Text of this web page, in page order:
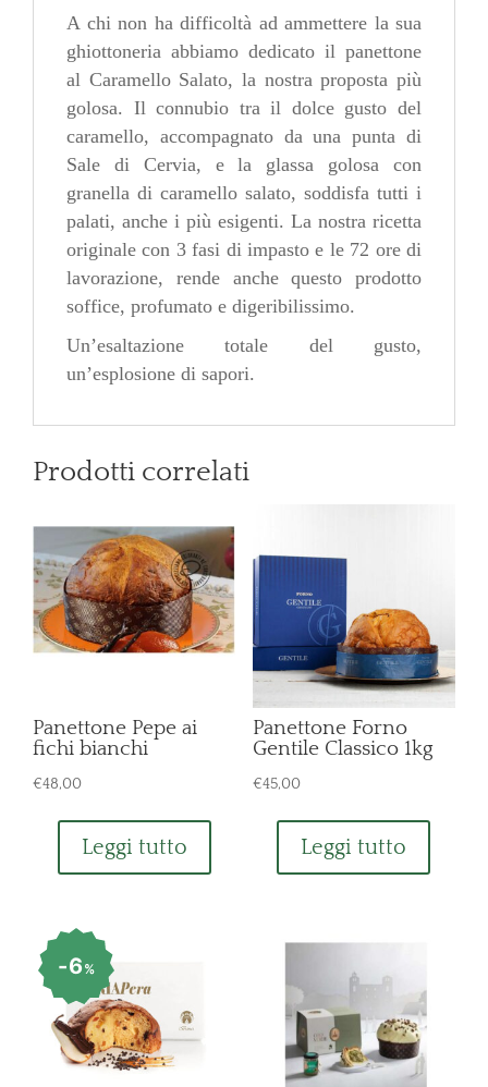
A chi non ha difficoltà ad ammettere la sua
ghiottoneria abbiamo dedicato il panettone
al Caramello Salato, la nostra proposta più
golosa. Il connubio tra il dolce gusto del
caramello, accompagnato da una punta di
Sale di Cervia, e la glassa golosa con
granella di caramello salato, soddisfa tutti i
palati, anche i più esigenti. La nostra ricetta
originale con 3 fasi di impasto e le 72 ore di
lavorazione, rende anche questo prodotto
soffice, profumato e digeribilissimo.
Un’esaltazione totale del gusto,
un’esplosione di sapori.
Prodotti correlati
Panettone Pepe ai
fichi bianchi
€48,00
Leggi tutto
Panettone Forno
Gentile Classico 1kg
€45,00
Leggi tutto
6%